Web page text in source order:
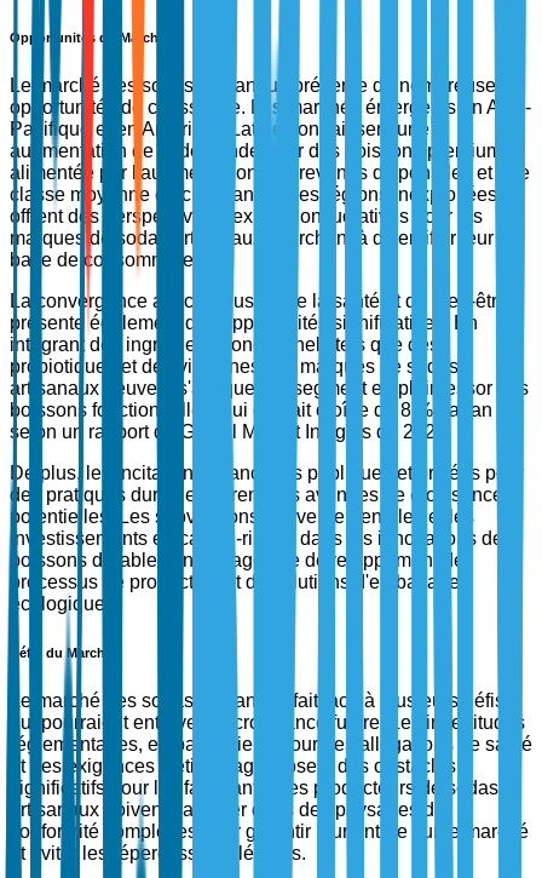
Opportunités du Marché
Le marché des sodas artisanaux présente de nombreuses
opportunités de croissance. Les marchés émergents en Asie-
Pacifique et en Amérique Latine connaissent une
augmentation de la demande pour des boissons premium,
alimentée par l'augmentation des revenus disponibles et une
classe moyenne en croissance. Ces régions inexploitées
offrent des perspectives d'expansion lucratives pour les
marques de sodas artisanaux cherchant à diversifier leur
base de consommateurs.
La convergence avec l'industrie de la santé et du bien-être
présente également des opportunités significatives. En
intégrant des ingrédients fonctionnels tels que des
probiotiques et des vitamines, les marques de sodas
artisanaux peuvent s'attaquer au segment en plein essor des
boissons fonctionnelles, qui devrait croître de 8 % par an
selon un rapport de Global Market Insights de 2023.
De plus, les incitations financières publiques et privées pour
des pratiques durables offrent des avenues de croissance
potentielles. Les subventions gouvernementales et les
investissements en capital-risque dans les innovations de
boissons durables encouragent le développement de
processus de production et de solutions d'emballage
écologiques.
Défis du Marché
Le marché des sodas artisanaux fait face à plusieurs défis
qui pourraient entraver sa croissance future. Les incertitudes
réglementaires, en particulier autour des allégations de santé
et des exigences d'étiquetage, posent des obstacles
significatifs pour les fabricants. Les producteurs de sodas
artisanaux doivent naviguer dans des paysages de
conformité complexes pour garantir leur entrée sur le marché
et éviter les répercussions légales.